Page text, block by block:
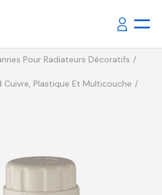
Pour Radiateurs Décoratifs
Cuivre, Plastique Et Multicouche